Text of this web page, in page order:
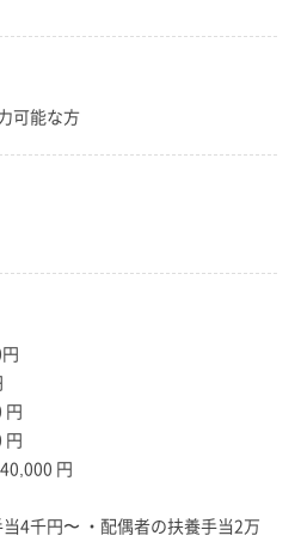
可能な方
円
円
円
4千円〜 ・配偶者の扶養手当2万